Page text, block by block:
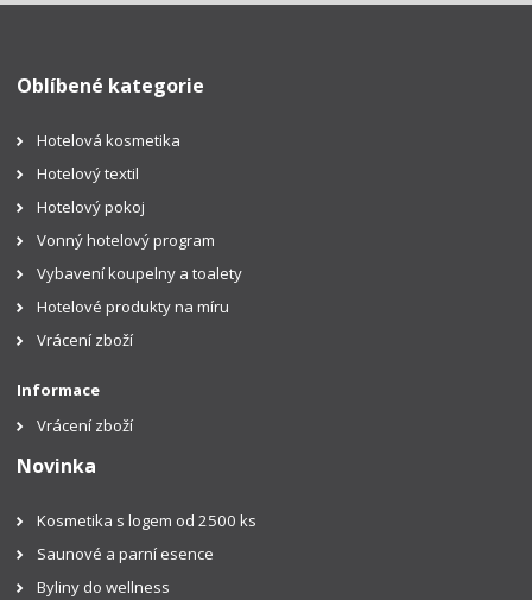
Oblíbené kategorie
Hotelová kosmetika
Hotelový textil
Hotelový pokoj
Vonný hotelový program
Vybavení koupelny a toalety
Hotelové produkty na míru
Vrácení zboží
Informace
Vrácení zboží
Novinka
Kosmetika s logem od 2500 ks
Saunové a parní esence
Byliny do wellness